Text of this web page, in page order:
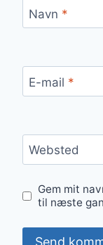
Navn *
E-mail *
Websted
Gem mit
til næste